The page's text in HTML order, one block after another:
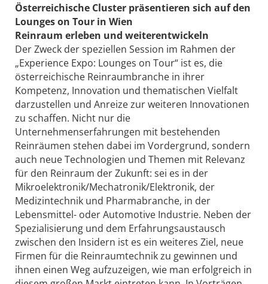
Österreichische Cluster präsentieren sich auf den
Lounges on Tour in Wien
Reinraum erleben und weiterentwickeln
Der Zweck der speziellen Session im Rahmen der
„Experience Expo: Lounges on Tour“ ist es, die
österreichische Reinraumbranche in ihrer
Kompetenz, Innovation und thematischen Vielfalt
darzustellen und Anreize zur weiteren Innovationen
zu schaffen. Nicht nur die
Unternehmenserfahrungen mit bestehenden
Reinräumen stehen dabei im Vordergrund, sondern
auch neue Technologien und Themen mit Relevanz
für den Reinraum der Zukunft: sei es in der
Mikroelektronik/Mechatronik/Elektronik, der
Medizintechnik und Pharmabranche, in der
Lebensmittel- oder Automotive Industrie. Neben der
Spezialisierung und dem Erfahrungsaustausch
zwischen den Insidern ist es ein weiteres Ziel, neue
Firmen für die Reinraumtechnik zu gewinnen und
ihnen einen Weg aufzuzeigen, wie man erfolgreich in